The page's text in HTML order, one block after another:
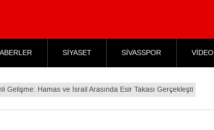
SİYASET SİVASSPOR VİDEO
Gelişme: Hamas ve İsrail Arasında Esir Takası Gerçekleşti